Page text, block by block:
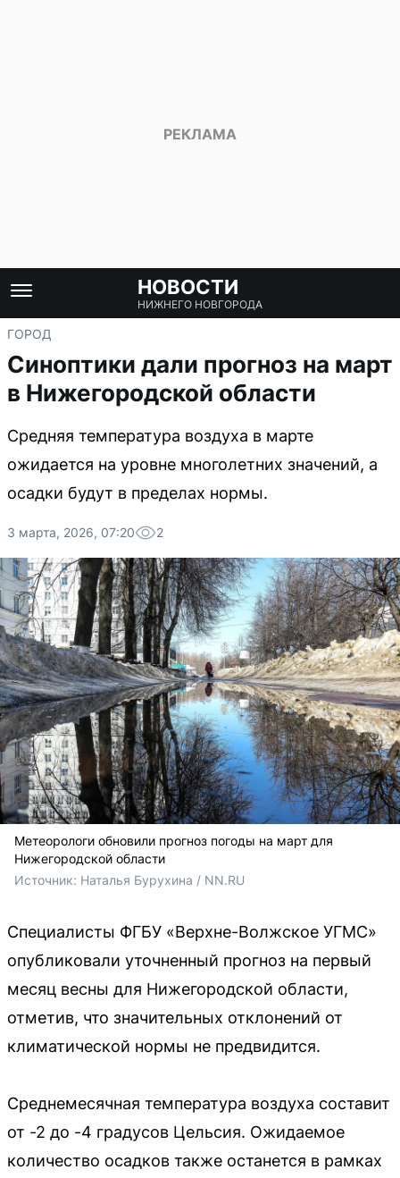
НОВОСТИ
НИЖНЕГО НОВГОРОДА
ГОРОД
Синоптики дали прогноз на март
в Нижегородской области
Средняя температура воздуха в марте
ожидается на уровне многолетних значений, а
осадки будут в пределах нормы.
3 марта, 2026, 07:20 2
Метеорологи обновили прогноз погоды на март для
Нижегородской области
Источник: Наталья Бурухина / NN.RU
Специалисты ФГБУ «Верхне-Волжское УГМС»
опубликовали уточненный прогноз на первый
месяц весны для Нижегородской области,
отметив, что значительных отклонений от
климатической нормы не предвидится.
Среднемесячная температура воздуха составит
от -2 до -4 градусов Цельсия. Ожидаемое
количество осадков также останется в рамках